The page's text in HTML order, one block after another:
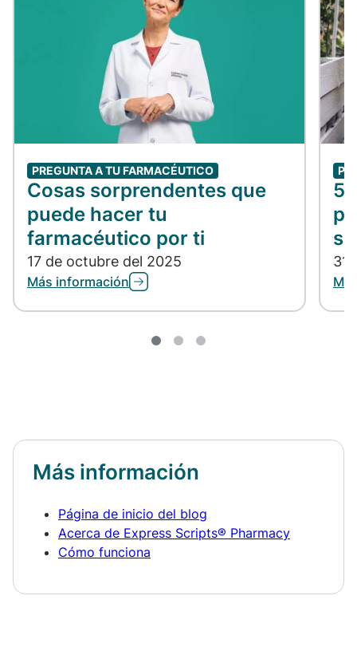
PREGUNTA A TU FARMACÉUTICO
Cosas sorprendentes que
puede hacer tu
farmacéutico por ti
17 de octubre del 2025
Más información
5
31
Más información
Página de inicio del blog
Acerca de Express Scripts® Pharmacy
Cómo funciona